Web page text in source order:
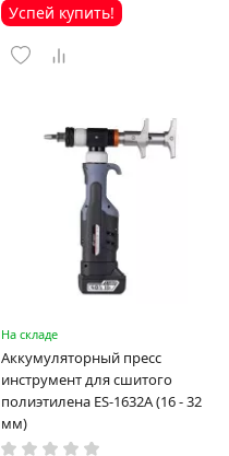
Успей купить!
На складе
Аккумуляторный пресс
инструмент для сшитого
полиэтилена ES-1632A (16 - 32
мм)